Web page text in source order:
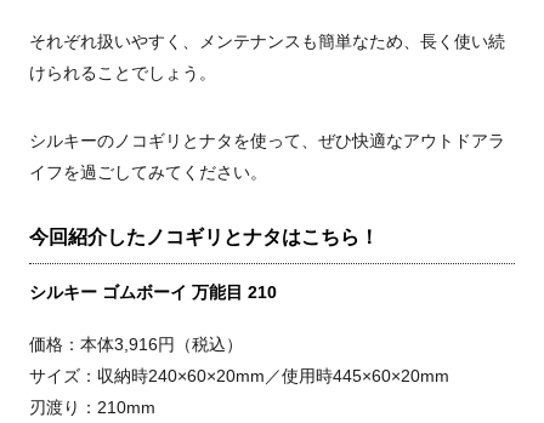
それぞれ扱いやすく、メンテナンスも簡単なため、長く使い続
けられることでしょう。
シルキーのノコギリとナタを使って、ぜひ快適なアウトドアラ
イフを過ごしてみてください。
今回紹介したノコギリとナタはこちら！
シルキー ゴムボーイ 万能目 210
価格：本体3,916円（税込）
サイズ：収納時240×60×20mm／使用時445×60×20mm
刃渡り：210mm